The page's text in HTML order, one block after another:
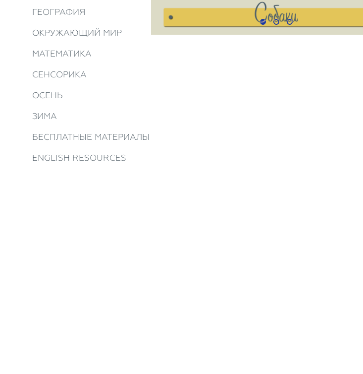
ГЕОГРАФИЯ
ОКРУЖАЮЩИЙ МИР
МАТЕМАТИКА
СЕНСОРИКА
ОСЕНЬ
ЗИМА
БЕСПЛАТНЫЕ МАТЕРИАЛЫ
ENGLISH RESOURCES